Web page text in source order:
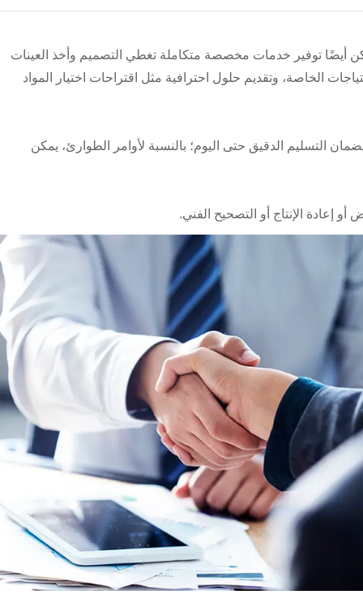
أيضًا توفير خدمات مخصصة متكاملة تغطي التصميم وأخذ العينات
الخاصة، وتقديم حلول احترافية مثل اقتراحات اختيار المواد
التسليم الدقيق حتى اليوم؛ بالنسبة لأوامر الطوارئ، يمكن